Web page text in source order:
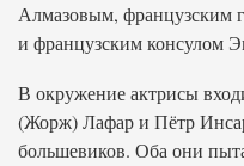
Алмазовым, французским
и французским консулом
В окружение актрисы
(Жорж) Лафар и Пётр
большевиков. Оба они